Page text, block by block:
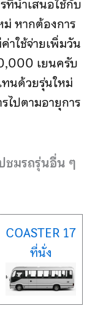
ที่นำเสนอใช้กับ
หากต้องการ
าใช้จ่ายเพิ่มวัน
เยนครับ
นด้วยรุ่นใหม่
ไปตามอายุการ
ชมรถรุ่นอื่น ๆ
COASTER 17
ที่นั่ง